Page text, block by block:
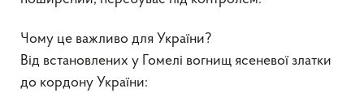
Чому це важливо для України?
Від встановлених у Гомелі вогнищ ясеневої златки
до кордону України: